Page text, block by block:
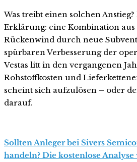
Was treibt einen solchen
Erklärung: eine Kombination
Rückenwind durch neue
spürbaren Verbesserung der
Vestas litt in den vergangenen
Rohstoffkosten und
scheint sich aufzulösen – oder
darauf.
Sollten Anleger bei Sivers
handeln? Die kostenlose Analyse